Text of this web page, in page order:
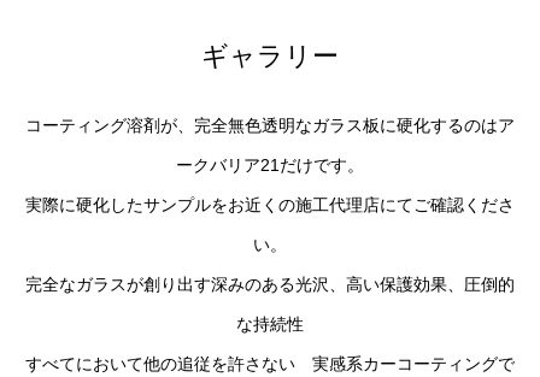
ギャラリー
コーティング溶剤が、完全無色透明なガラス板に硬化するのはア
ークバリア21だけです。
実際に硬化したサンプルをお近くの施工代理店にてご確認くださ
い。
完全なガラスが創り出す深みのある光沢、高い保護効果、圧倒的
な持続性
すべてにおいて他の追従を許さない 実感系カーコーティングで